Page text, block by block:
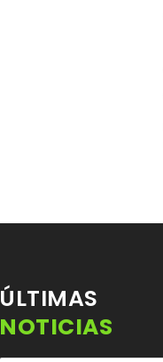
ÚLTIMAS
NOTICIAS